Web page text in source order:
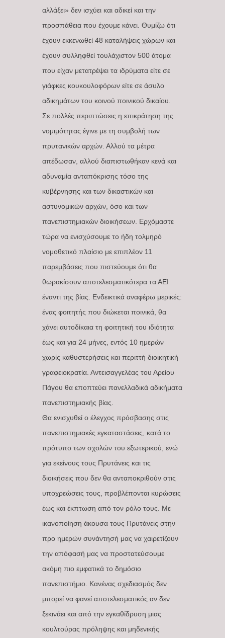
αλλάξει» δεν ισχύει και αδικεί και την
προσπάθεια που έχουμε κάνει. Θυμίζω ότι
έχουν εκκενωθεί 48 καταλήψεις χώρων και
έχουν συλληφθεί τουλάχιστον 500 άτομα
που είχαν μετατρέψει τα ιδρύματα είτε σε
γιάφκες κουκουλοφόρων είτε σε άσυλο
αδικημάτων του κοινού ποινικού δικαίου.
Σε πολλές περιπτώσεις η επικράτηση της
νομιμότητας έγινε με τη συμβολή των
πρυτανικών αρχών. Αλλού τα μέτρα
απέδωσαν, αλλού διαπιστωθήκαν κενά και
αδυναμία ανταπόκρισης τόσο της
κυβέρνησης και των δικαστικών και
αστυνομικών αρχών, όσο και των
πανεπιστημιακών διοικήσεων. Ερχόμαστε
τώρα να ενισχύσουμε το ήδη τολμηρό
νομοθετικό πλαίσιο με επιπλέον 11
παρεμβάσεις που πιστεύουμε ότι θα
θωρακίσουν αποτελεσματικότερα τα ΑΕΙ
έναντι της βίας. Ενδεικτικά αναφέρω μερικές:
ένας φοιτητής που διώκεται ποινικά, θα
χάνει αυτοδίκαια τη φοιτητική του ιδιότητα
έως και για 24 μήνες, εντός 10 ημερών
χωρίς καθυστερήσεις και περιττή διοικητική
γραφειοκρατία. Αντεισαγγελέας του Αρείου
Πάγου θα εποπτεύει πανελλαδικά αδικήματα
πανεπιστημιακής βίας.
Θα ενισχυθεί ο έλεγχος πρόσβασης στις
πανεπιστημιακές εγκαταστάσεις, κατά το
πρότυπο των σχολών του εξωτερικού, ενώ
για εκείνους τους Πρυτάνεις και τις
διοικήσεις που δεν θα ανταποκριθούν στις
υποχρεώσεις τους, προβλέπονται κυρώσεις
έως και έκπτωση από τον ρόλο τους. Με
ικανοποίηση άκουσα τους Πρυτάνεις στην
προ ημερών συνάντησή μας να χαιρετίζουν
την απόφασή μας να προστατεύσουμε
ακόμη πιο εμφατικά το δημόσιο
πανεπιστήμιο. Κανένας σχεδιασμός δεν
μπορεί να φανεί αποτελεσματικός αν δεν
ξεκινάει και από την εγκαθίδρυση μιας
κουλτούρας πρόληψης και μηδενικής